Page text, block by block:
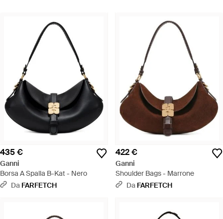
435 €
Ganni
Borsa A Spalla B-Kat - Nero
Da FARFETCH
422 €
Ganni
Shoulder Bags - Marrone
Da FARFETCH